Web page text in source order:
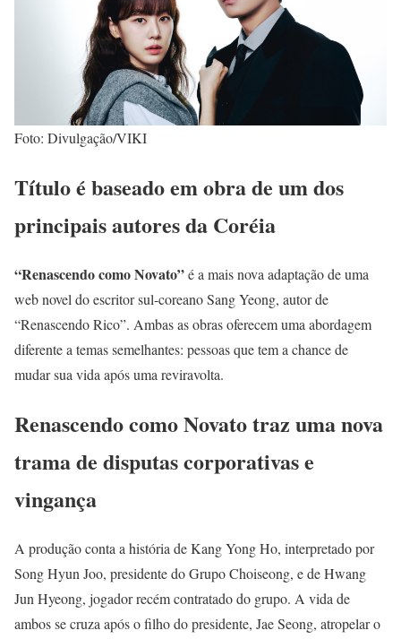
Foto: Divulgação/VIKI
Título é baseado em obra de um dos
principais autores da Coréia
“Renascendo como Novato”é a mais nova adaptação de uma
web novel do escritor sul-coreano Sang Yeong, autor de
“Renascendo Rico”. Ambas as obras oferecem uma abordagem
diferente a temas semelhantes: pessoas que tem a chance de
mudar sua vida após uma reviravolta.
Renascendo como Novato traz uma nova
trama de disputas corporativas e
vingança
A produção conta a história de Kang Yong Ho, interpretado por
Song Hyun Joo, presidente do Grupo Choiseong, e de Hwang
Jun Hyeong, jogador recém contratado do grupo. A vida de
ambos se cruza após o filho do presidente, Jae Seong, atropelar o